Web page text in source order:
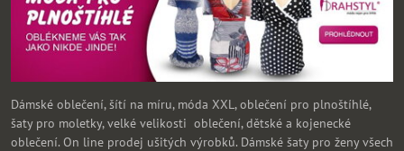
Dámské oblečení, šítí na míru, móda XXL, oblečení pro plnoštíhlé,
šaty pro moletky, velké velikosti oblečení, dětské a kojenecké
oblečení. On line prodej ušitých výrobků. Dámské šaty pro ženy všech